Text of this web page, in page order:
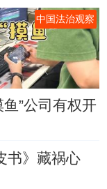
中国法治观察
鱼”公司有权开
书》藏祸心